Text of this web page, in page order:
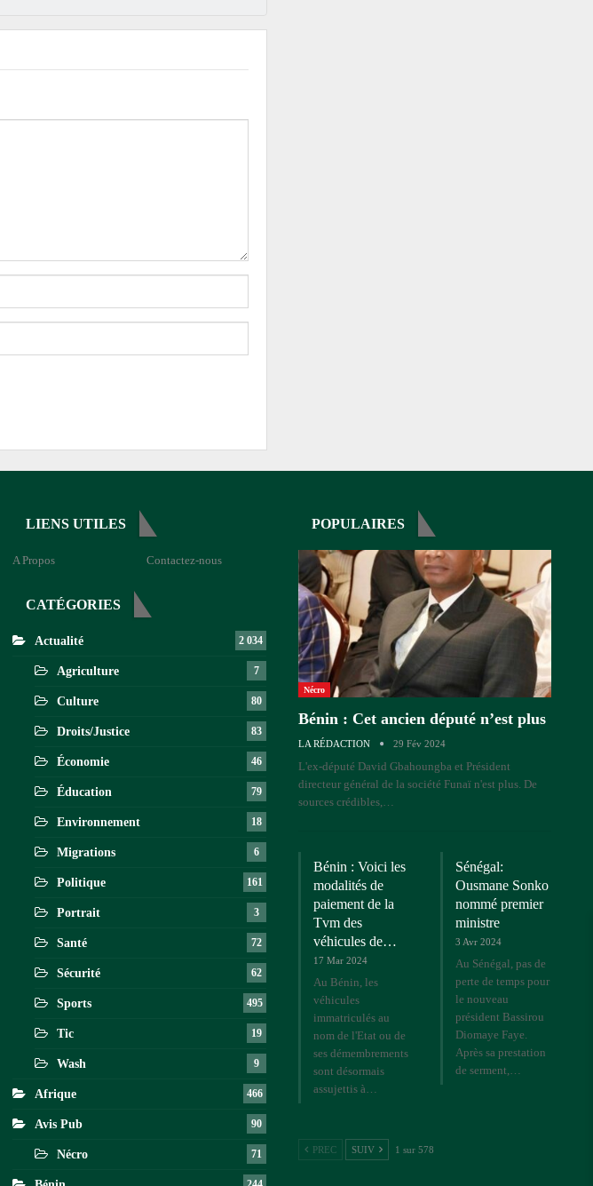
LIENS UTILES
A Propos Contactez-nous
CATÉGORIES
Actualité 2 034
Agriculture 7
Culture 80
Droits/Justice 83
Économie 46
Éducation 79
Environnement 18
Migrations 6
Politique 161
Portrait 3
Santé 72
Sécurité 62
Sports 495
Tic 19
Wash 9
Afrique 466
Avis Pub 90
Nécro 71
POPULAIRES
Nécro
Bénin : Cet ancien député n’est plus
LA RÉDACTION 29 Fév 2024
L'ex-député David Gbahoungba et Président
directeur général de la société Funaï n'est plus. De
sources crédibles,…
Bénin : Voici les
modalités de
paiement de la
Tvm des
véhicules de…
17 Mar 2024
Au Bénin, les
véhicules
immatriculés au
nom de l'Etat ou de
ses démembrements
sont désormais
assujettis à…
Sénégal:
Ousmane Sonko
nommé premier
ministre
3 Avr 2024
Au Sénégal, pas de
perte de temps pour
le nouveau
président Bassirou
Diomaye Faye.
Après sa prestation
de serment,…
PREC SUIV 1 sur 578